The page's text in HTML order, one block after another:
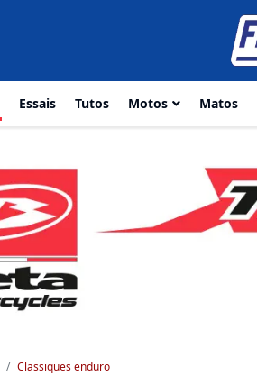
Essais Tutos Motos Matos
Classiques enduro